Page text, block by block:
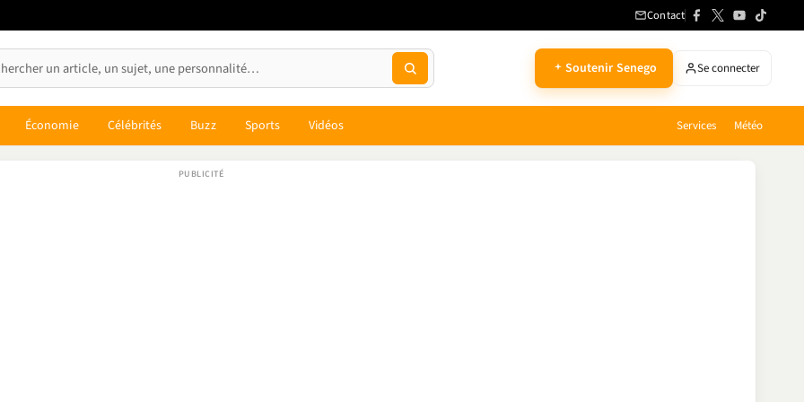
Contact
Soutenir Senego Se connecter
Économie Célébrités Buzz Sports Vidéos Services Météo